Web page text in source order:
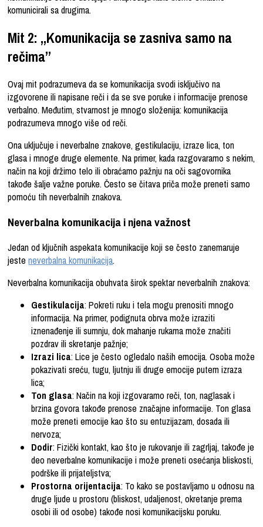
komunicirali sa drugima.
Mit 2: „Komunikacija se zasniva samo na
rečima”
Ovaj mit podrazumeva da se komunikacija svodi isključivo na
izgovorene ili napisane reči i da se sve poruke i informacije prenose
verbalno. Međutim, stvarnost je mnogo složenija: komunikacija
podrazumeva mnogo više od reči.
Ona uključuje i neverbalne znakove, gestikulaciju, izraze lica, ton
glasa i mnoge druge elemente. Na primer, kada razgovaramo s nekim,
način na koji držimo telo ili obraćamo pažnju na oči sagovornika
takođe šalje važne poruke. Često se čitava priča može preneti samo
pomoću tih neverbalnih znakova.
Neverbalna komunikacija i njena važnost
Jedan od ključnih aspekata komunikacije koji se često zanemaruje
jesteneverbalna komunikacija.
Neverbalna komunikacija obuhvata širok spektar neverbalnih znakova:
Gestikulacija: Pokreti ruku i tela mogu prenositi mnogo
informacija. Na primer, podignuta obrva može izraziti
iznenađenje ili sumnju, dok mahanje rukama može značiti
pozdrav ili skretanje pažnje;
Izrazi lica: Lice je često ogledalo naših emocija. Osoba može
pokazivati sreću, tugu, ljutnju ili druge emocije putem izraza
lica;
Ton glasa: Način na koji izgovaramo reči, ton, naglasak i
brzina govora takođe prenose značajne informacije. Ton glasa
može preneti emocije kao što su entuzijazam, dosada ili
nervoza;
Dodir: Fizički kontakt, kao što je rukovanje ili zagrljaj, takođe je
deo neverbalne komunikacije i može preneti osećanja bliskosti,
podrške ili prijateljstva;
Prostorna orijentacija: To kako se postavljamo u odnosu na
druge ljude u prostoru (bliskost, udaljenost, okretanje prema
osobi ili od osobe) takođe nosi komunikacijsku poruku.